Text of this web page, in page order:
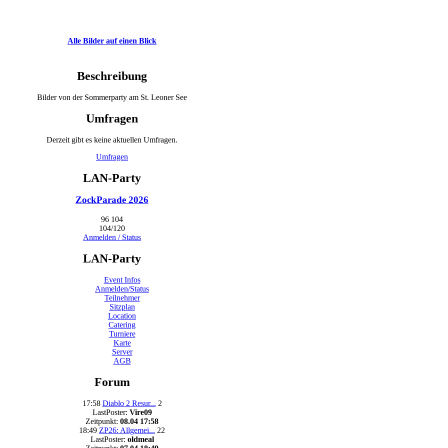
Alle Bilder auf einen Blick
Beschreibung
Bilder von der Sommerparty am St. Leoner See
Umfragen
Derzeit gibt es keine aktuellen Umfragen.
Umfragen
LAN-Party
ZockParade 2026
96 104
104/120
Anmelden / Status
LAN-Party
Event Infos
Anmelden/Status
Teilnehmer
Sitzplan
Location
Catering
Turniere
Karte
Server
AGB
Forum
17:58 Diablo 2 Resur... 2
LastPoster: Vire09
Zeitpunkt: 08.04 17:58
18:49 ZP26: Allgemei... 22
LastPoster: oldmeal